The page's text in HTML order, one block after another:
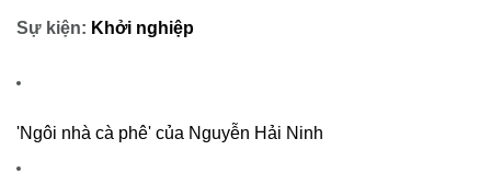
Sự kiện: Khởi nghiệp
'Ngôi nhà cà phê' của Nguyễn Hải Ninh